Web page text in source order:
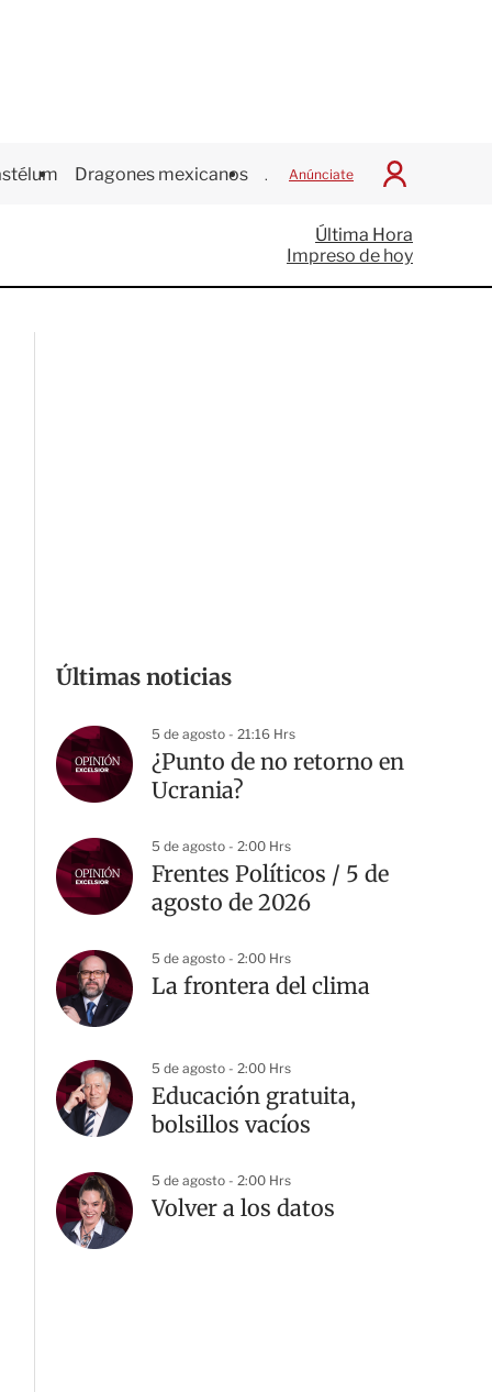
Dragones mexicanos Juegos Centroamericanos
Anúnciate
I
c
i
a
Última Hora
Impreso de hoy
Últimas noticias
5 de agosto - 21:16 Hrs
¿Punto de no retorno en
Ucrania?
5 de agosto - 2:00 Hrs
Frentes Políticos / 5 de
agosto de 2026
5 de agosto - 2:00 Hrs
La frontera del clima
5 de agosto - 2:00 Hrs
Educación gratuita,
bolsillos vacíos
5 de agosto - 2:00 Hrs
Volver a los datos